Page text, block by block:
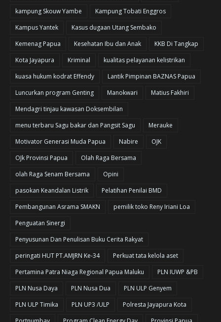
kampung Skouw Yambe
Kampung Tobati Enggros
Kampus Yantek
Kasus dugaan Utang Sembako
Kemenag Papua
Kesehatan Ibu dan Anak
KKB Di Tangkap
Kota Jayapura
Kriminal
kualitas pelayanan kelistrikan
kuasa hukum kodrat Effendy
Lantik Pimpinan BAZNAS Papua
Luncurkan program Genting
Manokwari
Matius Fakhiri
Mendagri tinjau kawasan Doksembilan
menu terbaru Sagu bakar dan Pangsit Sagu
Merauke
Motivator Generasi Muda Papua
Nabire
OJK
OJk Provinsi Papua
Olah Raga Bersama
olah Raga Senam Bersama
Opini
pasokan Keandalan Listrik
Pelatihan Penilai BMD
Pembangunan Asrama SMAKN
pemilik toko Reny Iriani Loa
Penguatan Sinergi
Penyusunan Dan Penulisan Buku Cerita Rakyat
peringati HUT PT.AMJRN Ke-34
Perkuat tata kelola aset
Pertamina Patra Niaga Regional Papua Maluku
PLN IUWP &PB
PLN Nusa Daya
PLN Nusa Dua
PLN ULP Genyem
PLN ULP Timika
PLN UP3 /ULP
Polresta Jayapura Kota